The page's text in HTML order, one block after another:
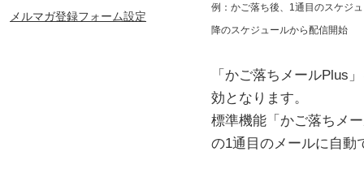
例：かご落ち後、1通目のスケジ
降のスケジュールから配信開始
「かご落ちメールPlus
効となります。
標準機能「かご落ちメ
の1通目のメールに自動
メルマガ登録フォーム設定